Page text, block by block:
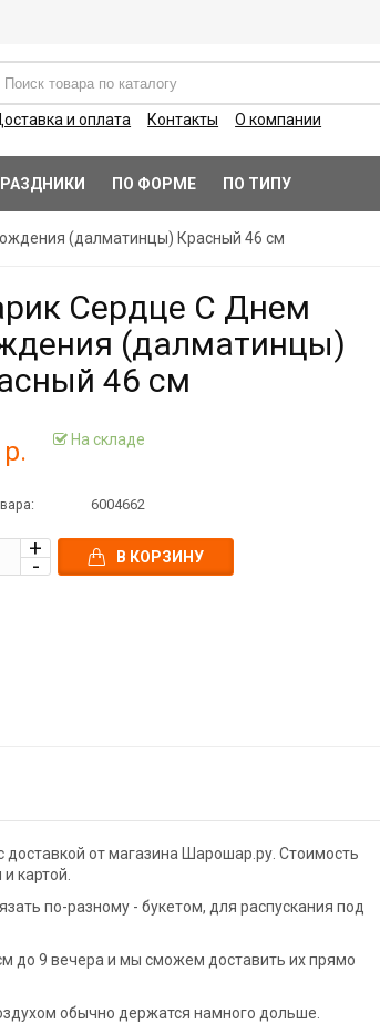
и оплата Контакты О компании
ПО ФОРМЕ ПО ТИПУ
(далматинцы) Красный 46 см
Сердце С Днем
(далматинцы)
46 см
На складе
6004662
В КОРЗИНУ
от магазина Шарошар.ру. Стоимость
картой.
по-разному - букетом, для распускания под
9 вечера и мы сможем доставить их прямо
обычно держатся намного дольше.